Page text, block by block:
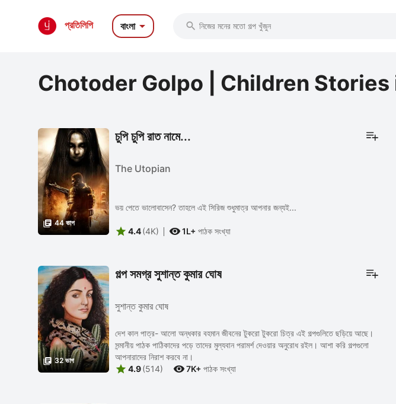
প্রতিলিপি বাংলা 
Chotoder Golpo | Children Stories
 44 ভাগ
চুপি চুপি রাত নামে...
The Utopian
ভয় পেতে ভালোবাসেন? তাহলে এই সিরিজ শুধুমাত্র আপনার জন্যই...
 4.4(4K) 1L+ পাঠক সংখ্যা
 32 ভাগ
গল্প সমগ্র সুশান্ত কুমার ঘোষ
সুশান্ত কুমার ঘোষ
দেশ কাল পাত্র- আলো অন্ধকার বহমান জীবনের টুকরো টুকরো চিত্র এই গল্পগুলিতে ছড়িয়ে আছে।
সন্মানীয় পাঠক পাঠিকাদের পড়ে তাদের মুল্যবান পরামর্শ দেওয়ার অনুরোধ রইল। আশা করি গল্পগুলো
আপনারাদের নিরাশ করবে না।
 4.9(514) 7K+ পাঠক সংখ্যা